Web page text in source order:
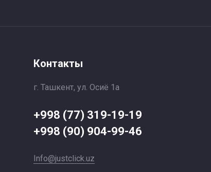
Контакты
г. Ташкент, ул. Осиё 1a
+998 (77) 319-19-19
+998 (90) 904-99-46
Info@justclick.uz